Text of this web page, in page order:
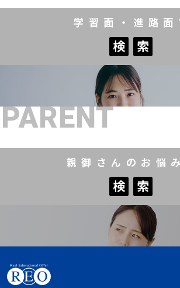
学習面・進路面
検 索
検 索
親御さんのお悩
検 索
検 索
PARENT